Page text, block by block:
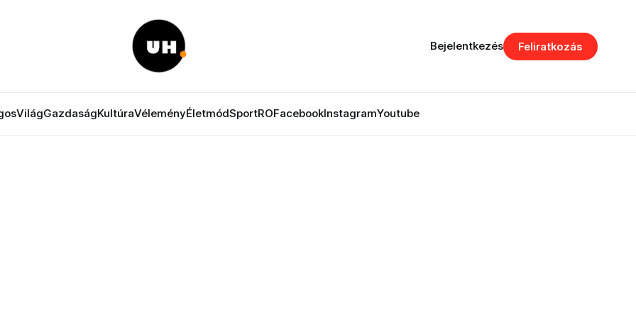
VilágGazdaságKultúraVéleményÉletmódSportROFacebookInstagramYoutube
Bejelentkezés Feliratkozás